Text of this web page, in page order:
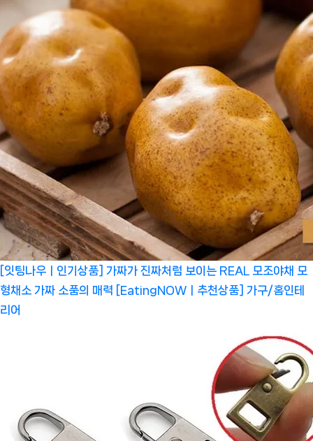
[잇팅나우ㅣ인기상품] 가짜가 진짜처럼 보이는 REAL 모조야채 모
형채소 가짜 소품의 매력 [EatingNOWㅣ추천상품] 가구/홈인테
리어